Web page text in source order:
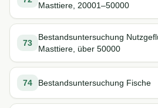
Masttiere, 20001–50000
73
Bestandsuntersuchung
Masttiere, über 50000
74 Bestandsuntersuchung Fische